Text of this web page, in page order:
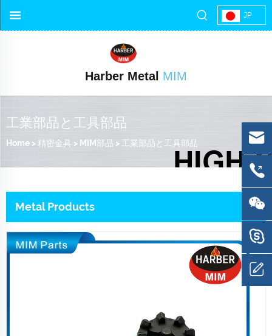
JP
Harber Metal MIM
工業部品と工具部品
Home > 精密金具 > MIM部品 > 工業部品と工具部品
Metal Products